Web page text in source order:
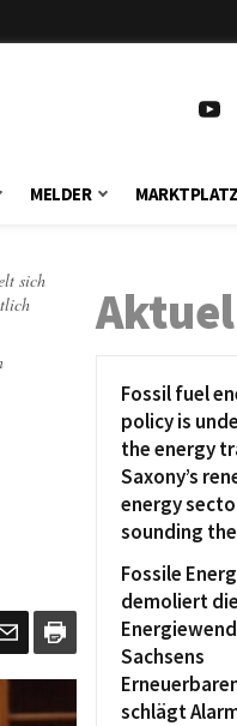
MELDER MARKTPLATZ
sich
Fossil fuel
policy is
the energy
Saxony’s
energy
sounding
Fossile
demoliert die
Sachsens
schlägt